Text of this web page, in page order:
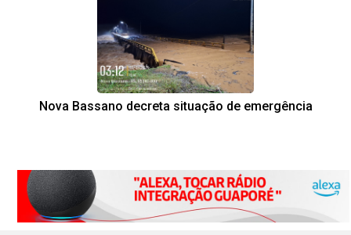
Nova Bassano decreta situação de emergência